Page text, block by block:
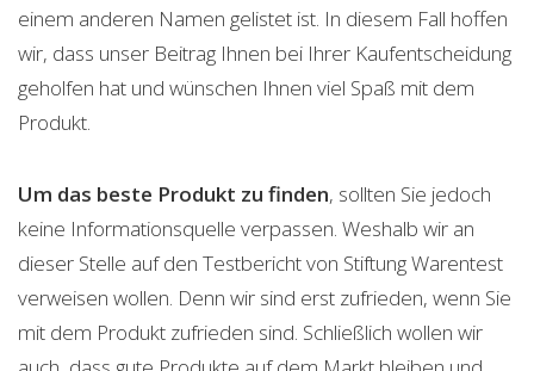
einem anderen Namen gelistet ist. In diesem Fall hoffen
wir, dass unser Beitrag Ihnen bei Ihrer Kaufentscheidung
geholfen hat und wünschen Ihnen viel Spaß mit dem
Produkt.
Um das beste Produkt zu finden, sollten Sie jedoch
keine Informationsquelle verpassen. Weshalb wir an
dieser Stelle auf den Testbericht von Stiftung Warentest
verweisen wollen. Denn wir sind erst zufrieden, wenn Sie
mit dem Produkt zufrieden sind. Schließlich wollen wir